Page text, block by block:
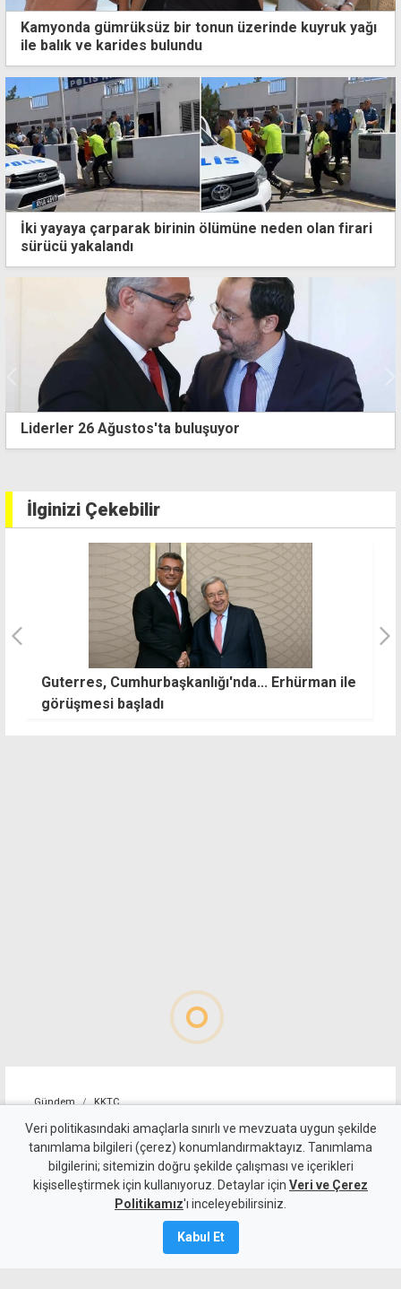
Kamyonda gümrüksüz bir tonun üzerinde kuyruk yağı
ile balık ve karides bulundu
İki yayaya çarparak birinin ölümüne neden olan firari
sürücü yakalandı
26 Ağustos'ta buluşuyor
İlginizi Çekebilir
Erhürman ile
başladı
Polis
Gündem KKTC
Tirmen'de ormanlık alanda
yangın: Acil destek çağrısı
10 Ağustos 2026
Veri politikasındaki amaçlarla sınırlı ve mevzuata uygun şekilde
tanımlama bilgileri (çerez) konumlandırmaktayız. Tanımlama
bilgilerini; sitemizin doğru şekilde çalışması ve içerikleri
kişiselleştirmek için kullanıyoruz. Detaylar için Veri ve Çerez
Politikamız'ı inceleyebilirsiniz.
Kabul Et